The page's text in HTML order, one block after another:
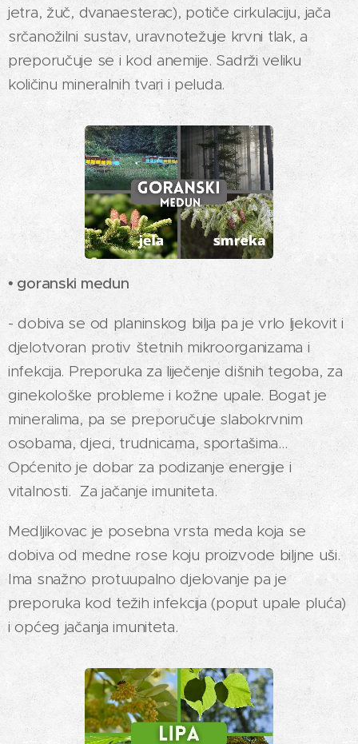
jetra, žuč, dvanaesterac), potiče cirkulaciju, jača
srčanožilni sustav, uravnotežuje krvni tlak, a
preporučuje se i kod anemije. Sadrži veliku
količinu mineralnih tvari i peluda.
• goranski medun
- dobiva se od planinskog bilja pa je vrlo ljekovit i
djelotvoran protiv štetnih mikroorganizama i
infekcija. Preporuka za liječenje dišnih tegoba, za
ginekološke probleme i kožne upale. Bogat je
mineralima, pa se preporučuje slabokrvnim
osobama, djeci, trudnicama, sportašima...
Općenito je dobar za podizanje energije i
vitalnosti. Za jačanje imuniteta.
Medljikovac je posebna vrsta meda koja se
dobiva od medne rose koju proizvode biljne uši.
Ima snažno protuupalno djelovanje pa je
preporuka kod težih infekcija (poput upale pluća)
i općeg jačanja imuniteta.